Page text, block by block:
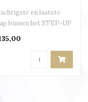
en laatste
binnen het STEP-UP